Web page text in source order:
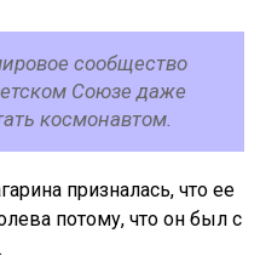
сообщество
Союзе даже
космонавтом.
призналась, что ее
потому, что он был с